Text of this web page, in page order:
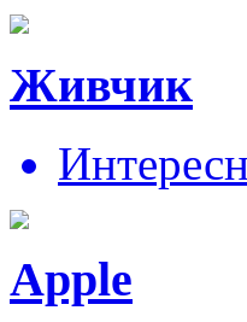
Живчик
Apple